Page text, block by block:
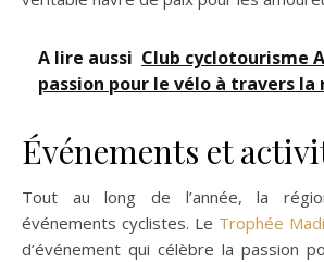
A lire aussi Club cyclotourisme
passion pour le vélo à travers la
Événements et
Tout au long de l’année, la
événements cyclistes. Le Trophée
d’événement qui célèbre la passion